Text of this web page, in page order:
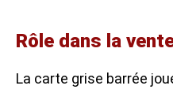
Rôle dans la
La carte grise barrée